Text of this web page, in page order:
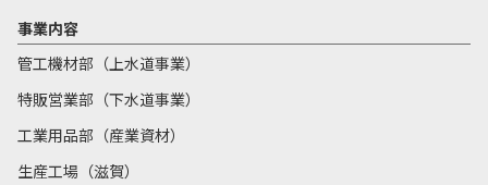
事業内容
管工機材部（上水道事業）
特販営業部（下水道事業）
工業用品部（産業資材）
生産工場（滋賀）